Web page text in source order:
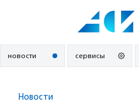
новости сервисы
Новости